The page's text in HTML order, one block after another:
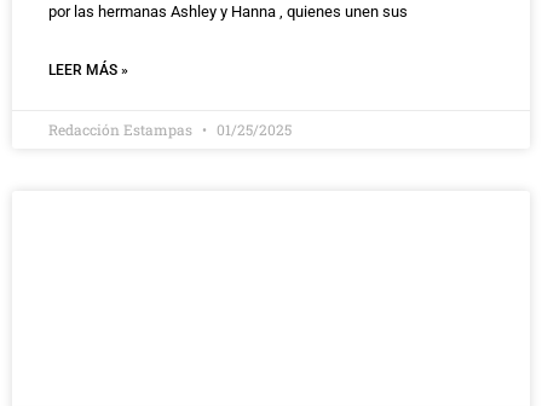
por las hermanas Ashley y Hanna , quienes unen sus
LEER MÁS »
Redacción Estampas 01/25/2025